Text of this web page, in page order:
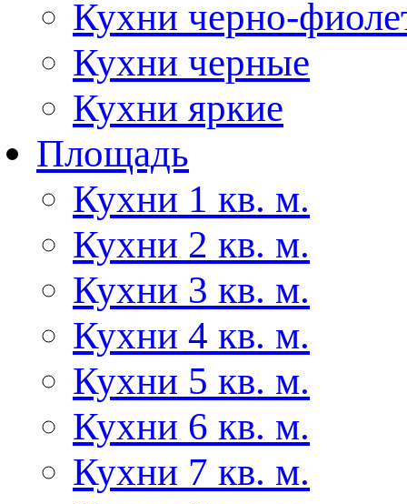
Кухни черно-
Кухни черные
Кухни яркие
Площадь
Кухни 1 кв. м.
Кухни 2 кв. м.
Кухни 3 кв. м.
Кухни 4 кв. м.
Кухни 5 кв. м.
Кухни 6 кв. м.
Кухни 7 кв. м.